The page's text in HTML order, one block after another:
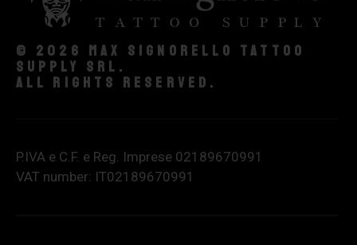
© 2026 Max Signorello Tattoo
supply srl.
All rights reserved.
P.IVA e C.F. e Reg. Imprese 02189670991
VAT number: IT02189670991